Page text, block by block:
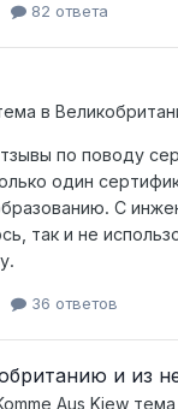
82 ответа
в
по поводу
один
С
так и не
36 ответов
и из
Aus Kiew тема